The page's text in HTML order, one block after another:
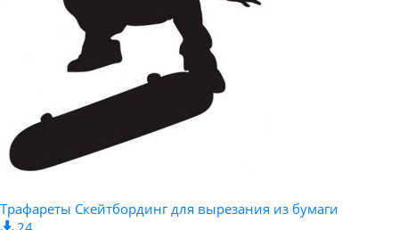
Трафареты Скейтбординг для вырезания из бумаги